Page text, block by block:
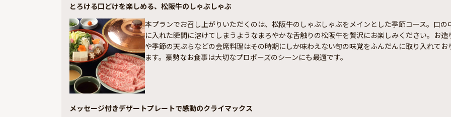
とろける口どけを楽しめる、松阪牛のしゃぶしゃぶ
本プランでお召し上がりいただくのは、松阪牛のしゃぶしゃぶをメインとした季節コース。口の
に入れた瞬間に溶けてしまうようなまろやかな舌触りの松阪牛を贅沢にお楽しみください。お造
や季節の天ぷらなどの会席料理はその時期にしか味わえない旬の味覚をふんだんに取り入れてお
ます。豪勢なお食事は大切なプロポーズのシーンにも最適です。
メッセージ付きデザートプレートで感動のクライマックス